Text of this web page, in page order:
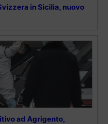
in Sicilia, nuovo
ad Agrigento,